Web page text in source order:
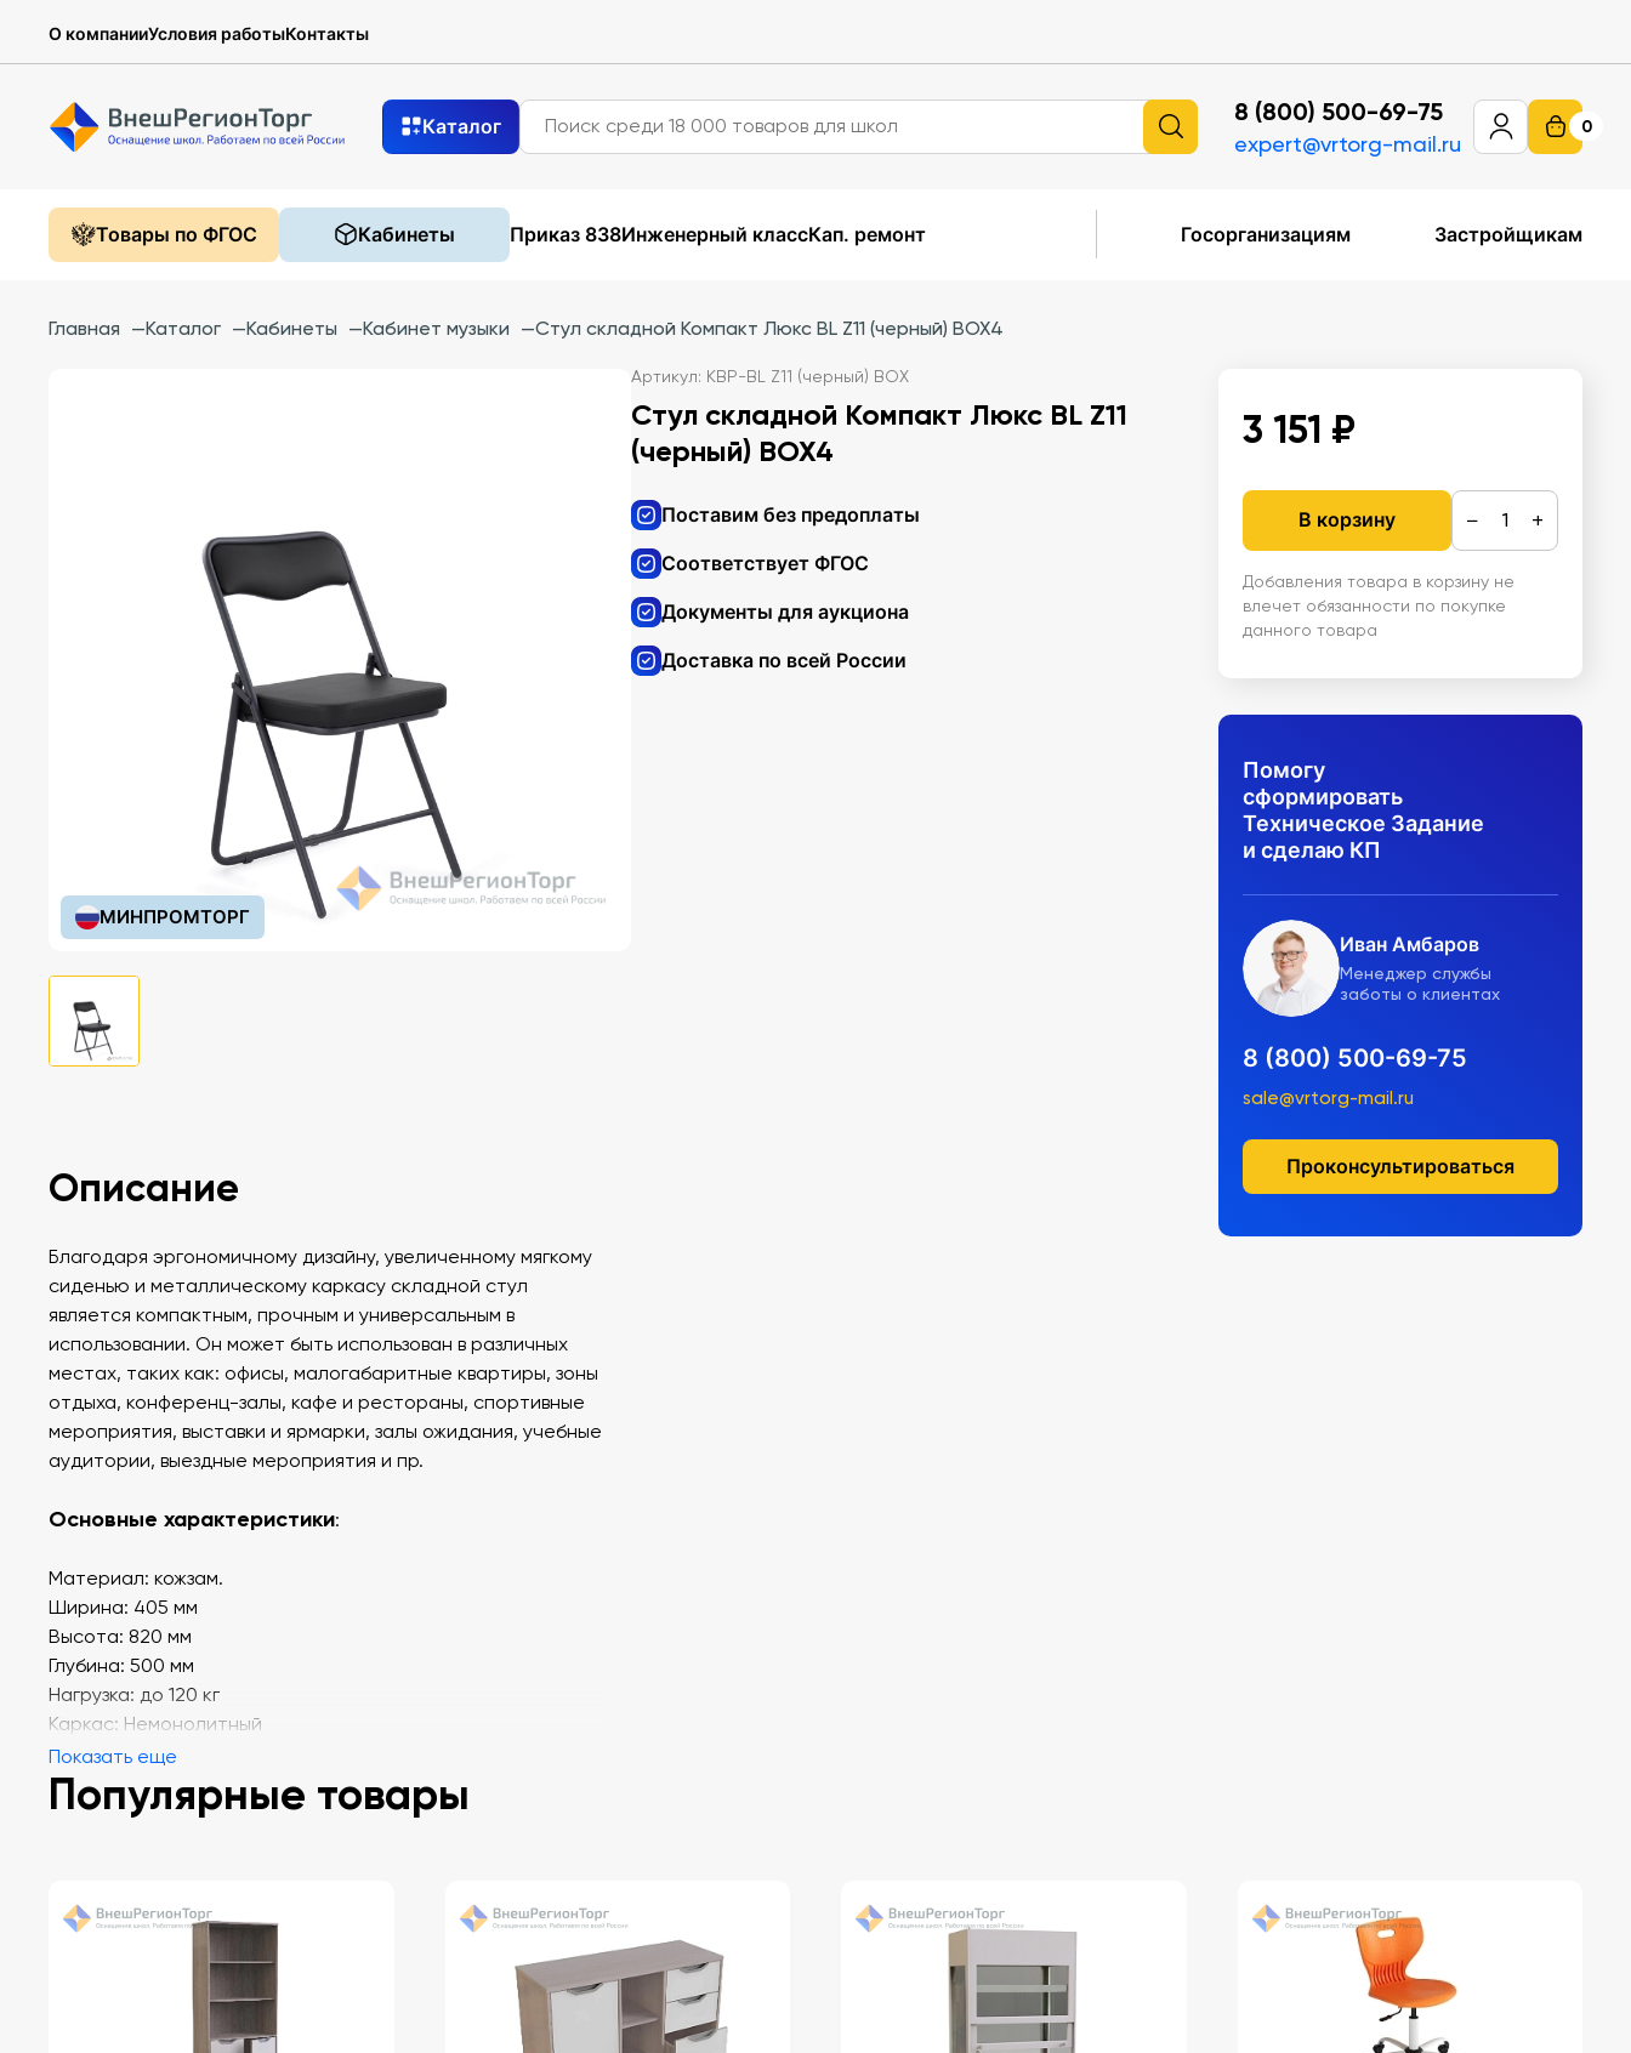
О компанииУсловия работыКонтакты
Каталог 8 (800) 500-69-75
expert@vrtorg-mail.ru
0
Товары по ФГОС Кабинеты Приказ 838Инженерный классКап. ремонт Госорганизациям Застройщикам
Главная —Каталог —Кабинеты —Кабинет музыки —Стул складной Компакт Люкс BL Z11 (черный) BOX4
МИНПРОМТОРГ
Артикул: КВР-BL Z11 (черный) BOX
Стул складной Компакт Люкс BL Z11
(черный) BOX4
Поставим без предоплаты
Соответствует ФГОС
Документы для аукциона
Доставка по всей России
3 151 ₽
В корзину − +
Добавления товара в корзину не
влечет обязанности по покупке
данного товара
Помогу
сформировать
Техническое Задание
и сделаю КП
Иван Амбаров
Менеджер службы
заботы о клиентах
8 (800) 500-69-75
sale@vrtorg-mail.ru
Проконсультироваться
Описание
Благодаря эргономичному дизайну, увеличенному мягкому
сиденью и металлическому каркасу складной стул
является компактным, прочным и универсальным в
использовании. Он может быть использован в различных
местах, таких как: офисы, малогабаритные квартиры, зоны
отдыха, конференц-залы, кафе и рестораны, спортивные
мероприятия, выставки и ярмарки, залы ожидания, учебные
аудитории, выездные мероприятия и пр.
Основные характеристики:
Материал: кожзам.
Ширина: 405 мм
Высота: 820 мм
Глубина: 500 мм
Нагрузка: до 120 кг
Каркас: Немонолитный
Показать еще
Популярные товары